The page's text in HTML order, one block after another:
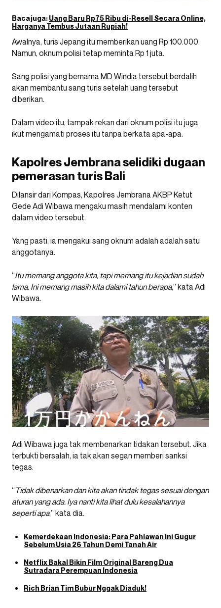
Baca juga:Uang Baru Rp75 Ribu di-Resell Secara Online,
Harganya Tembus Jutaan Rupiah!
Awalnya, turis Jepang itu memberikan uang Rp 100.000.
Namun, oknum polisi tetap meminta Rp 1 juta.
Sang polisi yang bernama MD Windia tersebut berdalih
akan membantu sang turis setelah uang tersebut
diberikan.
Dalam video itu, tampak rekan dari oknum polisi itu juga
ikut mengamati proses itu tanpa berkata apa-apa.
Kapolres Jembrana selidiki dugaan
pemerasan turis Bali
Dilansir dari Kompas, Kapolres Jembrana AKBP Ketut
Gede Adi Wibawa mengaku masih mendalami konten
dalam video tersebut.
Yang pasti, ia mengakui sang oknum adalah adalah satu
anggotanya.
“Itu memang anggota kita, tapi memang itu kejadian sudah
lama. Ini memang masih kita dalami tahun berapa,” kata Adi
Wibawa.
Adi Wibawa juga tak membenarkan tidakan tersebut. Jika
terbukti bersalah, ia tak akan segan memberi sanksi
tegas.
“ Tidak dibenarkan dan kita akan tindak tegas sesuai dengan
aturan yang ada. Iya nanti kita lihat dulu kesalahannya
seperti apa,” kata dia.
Kemerdekaan Indonesia: Para Pahlawan Ini Gugur
Sebelum Usia 26 Tahun Demi Tanah Air
Netflix Bakal Bikin Film Original Bareng Dua
Sutradara Perempuan Indonesia
Rich Brian Tim Bubur Nggak Diaduk!